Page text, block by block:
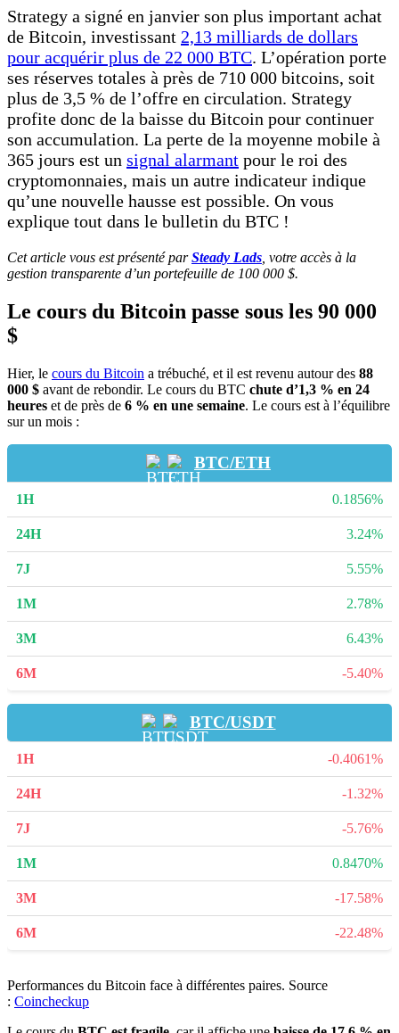
Strategy a signé en janvier son plus important achat
de Bitcoin, investissant 2,13 milliards de dollars
pour acquérir plus de 22 000 BTC. L’opération porte
ses réserves totales à près de 710 000 bitcoins, soit
plus de 3,5 % de l’offre en circulation. Strategy
profite donc de la baisse du Bitcoin pour continuer
son accumulation. La perte de la moyenne mobile à
365 jours est un signal alarmant pour le roi des
cryptomonnaies, mais un autre indicateur indique
qu’une nouvelle hausse est possible. On vous
explique tout dans le bulletin du BTC !
Cet article vous est présenté parSteady Lads , votre accès à la
gestion transparente d’un portefeuille de 100 000 $.
Le cours du Bitcoin passe sous les 90 000
$
Hier, le cours du Bitcoin a trébuché, et il est revenu autour des 88
000 $ avant de rebondir. Le cours du BTC chute d’1,3 % en 24
heures et de près de 6 % en une semaine. Le cours est à l’équilibre
sur un mois :
BTC/ETH
0.1856%
3.24%
5.55%
2.78%
6.43%
-5.40%
BTC/USDT
-0.4061%
-1.32%
-5.76%
0.8470%
-17.58%
-22.48%
Performances du Bitcoin face à différentes paires. Source
: Coincheckup